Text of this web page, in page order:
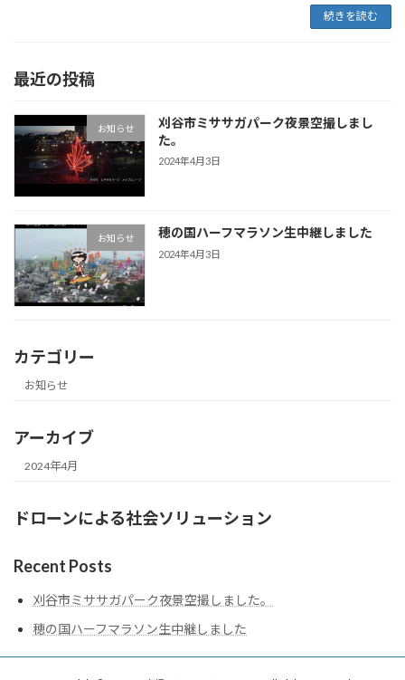
続きを読む
最近の投稿
お知らせ
刈谷市ミササガパーク夜景空撮しまし
た。
2024年4月3日
お知らせ 穂の国ハーフマラソン生中継しました
2024年4月3日
カテゴリー
お知らせ
アーカイブ
2024年4月
ドローンによる社会ソリューション
Recent Posts
刈谷市ミササガパーク夜景空撮しました。
穂の国ハーフマラソン生中継しました